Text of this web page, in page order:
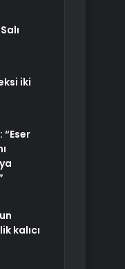
iki
“Eser
kalıcı